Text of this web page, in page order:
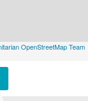
OpenStreetMap Team